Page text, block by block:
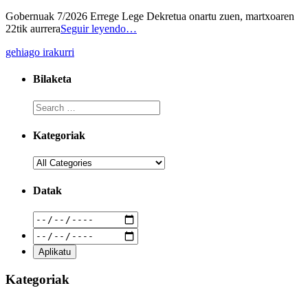
Gobernuak 7/2026 Errege Lege Dekretua onartu zuen, martxoaren
22tik aurreraSeguir leyendo…
gehiago irakurri
Bilaketa
Kategoriak
Datak
Kategoriak